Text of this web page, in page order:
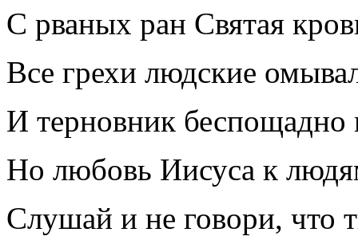
С рваных ран Святая
Все грехи людские
И терновник беспощадно
Но любовь Иисуса к
Слушай и не говори, что